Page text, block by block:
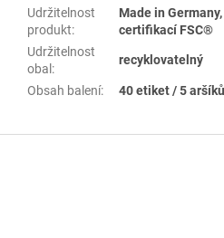
Udržitelnost
produkt:
Made in
certifikací FSC®
Udržitelnost
obal :
recyklovatelný
Obsah balení: 40 etiket / 5 aršíků